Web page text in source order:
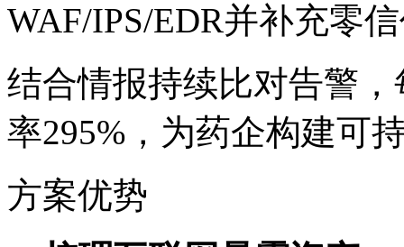
WAF/IPS/EDR并补充零
结合情报持续比对告警
率295%，为药企构建
方案优势